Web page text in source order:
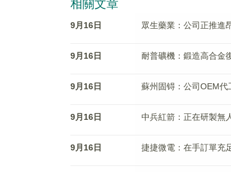
相關文章
9月16日 眾生藥業：公司正推進
9月16日 耐普礦機：鍛造高合金
9月16日 蘇州固锝：公司OEM代
9月16日 中兵紅箭：正在研製無
9月16日 捷捷微電：在手訂單充